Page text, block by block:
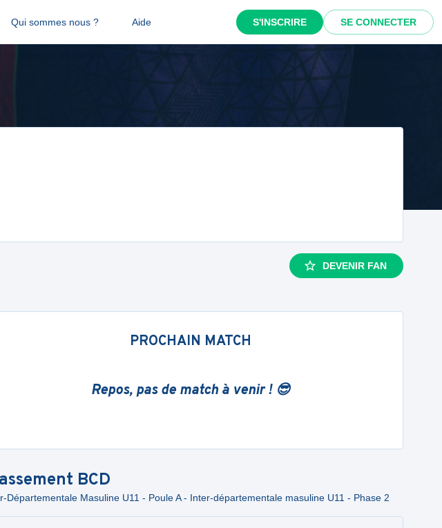
Qui sommes nous ? Aide S'INSCRIRE SE CONNECTER
DEVENIR FAN
PROCHAIN MATCH
Repos, pas de match à venir ! 😎
BCD
Départementale Masuline U11 - Poule A - Inter-départementale masuline U11 - Phase 2